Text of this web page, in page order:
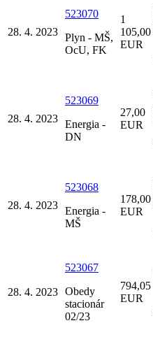
28. 4. 2023
523070
Plyn - MŠ,
OcU, FK
1
105,00
EUR
28. 4. 2023
523069
Energia -
DN
27,00
EUR
28. 4. 2023
523068
Energia -
MŠ
178,00
EUR
28. 4. 2023
523067
Obedy
stacionár
02/23
794,05
EUR